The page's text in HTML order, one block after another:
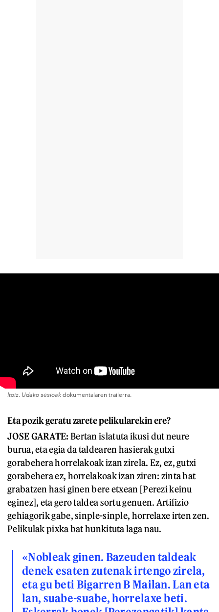
Itoiz. Udako sesioak dokumentalaren trailerra.
Eta pozik geratu zarete pelikularekin ere?
JOSE GARATE: Bertan islatuta ikusi dut neure
burua, eta egia da taldearen hasierak gutxi
gorabehera horrelakoak izan zirela. Ez, ez, gutxi
gorabehera ez, horrelakoak izan ziren: zinta bat
grabatzen hasi ginen bere etxean [Perezi keinu
eginez], eta gero taldea sortu genuen. Artifizio
gehiagorik gabe, sinple-sinple, horrelaxe irten zen.
Pelikulak pixka bat hunkituta laga nau.
«Nobleak ginen. Bazeuden taldeak
denek esaten zutenak irtengo zirela,
eta gu beti Bigarren B Mailan. Lan eta
lan, suabe-suabe, horrelaxe beti.